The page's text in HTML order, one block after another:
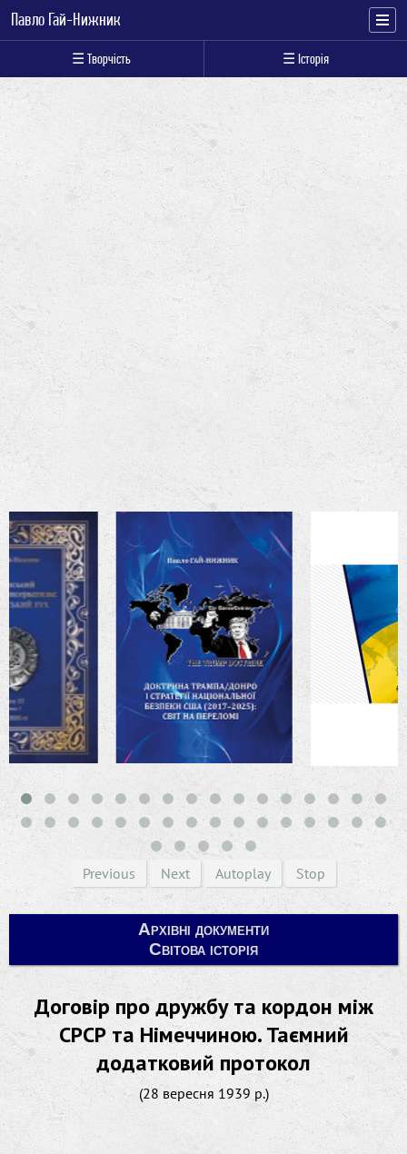
Павло Гай-Нижник
☰ Творчість ☰ Історія
Previous Next Autoplay Stop
Архівні документи
Світова історія
Договір про дружбу та кордон між
СРСР та Німеччиною. Таємний
додатковий протокол
(28 вересня 1939 р.)